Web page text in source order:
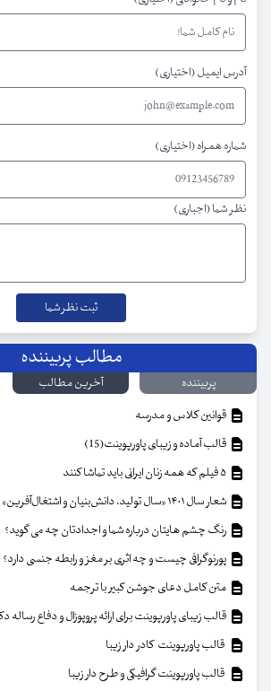
آدرس ایمیل (اختیاری)
شماره همراه (اختیاری)
نظر شما (اجباری)
مطالب پربیننده
پربیننده
آخرین مطالب
قوانین کلاس و مدرسه
قالب آماده و زیبای پاورپوینت(15)
شعار سال ۱۴۰۱ «سال تولید، دانش‌بنیان و اشتغال‌آفرین»
رنگ چشم هایتان درباره شما و اجدادتان چه می گوید؟
پورنوگرافی چیست و چه اثری بر مغز و رابطه جنسی دارد؟
متن کامل دعای جوشن کبیر با ترجمه
قالب زیبای پاورپوینت برای ارائه پروپوزال و دفاع رساله
قالب پاورپوینت کادر دار زیبا
قالب پاورپوینت گرافیکی و طرح دار زیبا